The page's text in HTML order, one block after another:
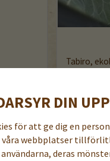
nu
Tabiro,
49 kr
Läs
DIN
för att ge dig en
webbplatser
deras